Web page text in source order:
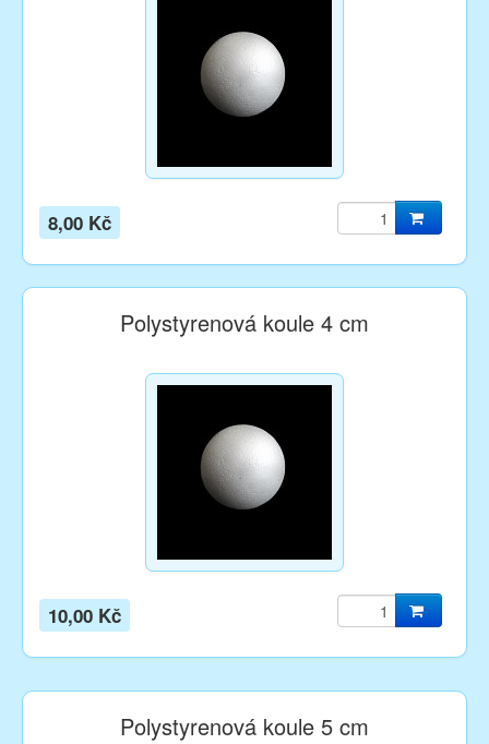
8,00 Kč
Polystyrenová koule 4 cm
10,00 Kč
Polystyrenová koule 5 cm